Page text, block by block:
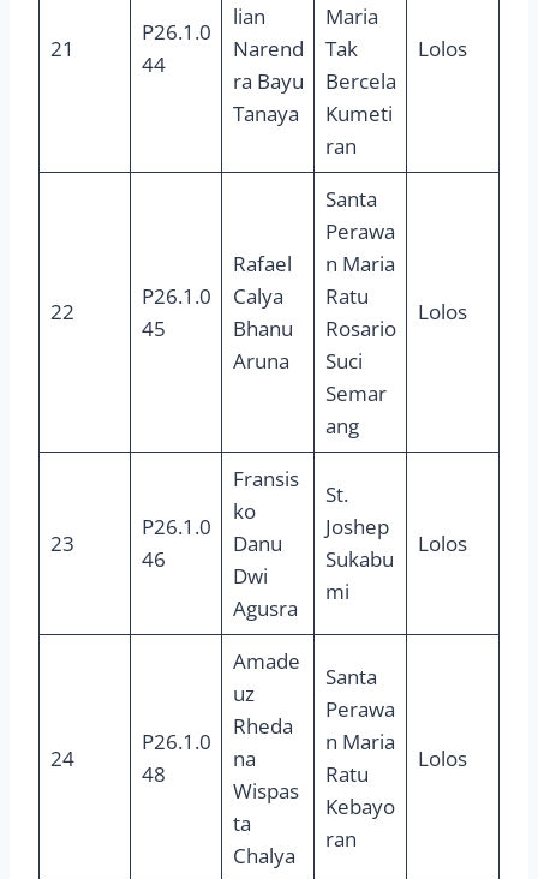
21
P26.1.0
44
lian
Narend
ra Bayu
Tanaya
Maria
Tak
Bercela
Kumeti
ran
Lolos
22
P26.1.0
45
Rafael
Calya
Bhanu
Aruna
Santa
Perawa
n Maria
Ratu
Rosario
Suci
Semar
ang
Lolos
23
P26.1.0
46
Fransis
ko
Danu
Dwi
Agusra
St.
Joshep
Sukabu
mi
Lolos
24
P26.1.0
48
Amade
uz
Rheda
na
Wispas
ta
Chalya
Santa
Perawa
n Maria
Ratu
Kebayo
ran
Lolos